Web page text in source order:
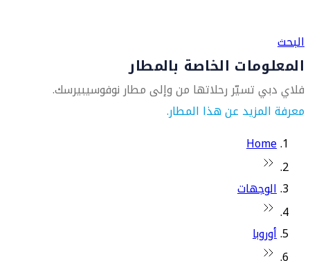
البحث
المعلومات الخاصة بالمطار
فلاي دبي تسيّر رحلاتها من وإلى مطار نوفوسيبيرسك.
معرفة المزيد عن هذا المطار.
Home
الوجهات
أوروبا